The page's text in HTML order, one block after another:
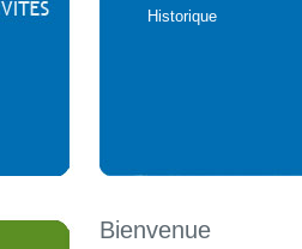
Historique
Bienvenue